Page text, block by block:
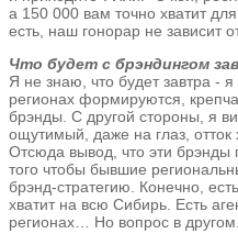
а 150 000 вам точно хватит
есть, наш гонорар не зависит
Что будет с брэндингом
Я не знаю, что будет завтра -
регионах формируются,
брэнды. С другой стороны, я
ощутимый, даже на глаз,
Отсюда вывод, что эти брэнды
того чтобы бывшие
брэнд-стратегию. Конечно,
хватит на всю Сибирь. Есть
регионах… Но вопрос в другом.